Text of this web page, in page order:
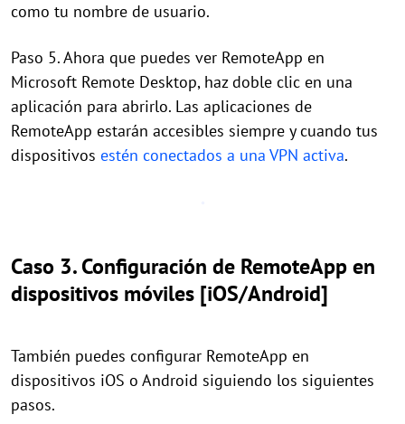
como tu nombre de usuario.
Paso 5. Ahora que puedes ver RemoteApp en
Microsoft Remote Desktop, haz doble clic en una
aplicación para abrirlo. Las aplicaciones de
RemoteApp estarán accesibles siempre y cuando tus
dispositivos estén conectados a una VPN activa.
Caso 3. Configuración de RemoteApp en
dispositivos móviles [iOS/Android]
También puedes configurar RemoteApp en
dispositivos iOS o Android siguiendo los siguientes
pasos.